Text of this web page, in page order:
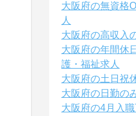
大阪府の無資格
人
大阪府の高収入
大阪府の年間休
護・福祉求人
大阪府の土日祝
大阪府の日勤の
大阪府の4月入